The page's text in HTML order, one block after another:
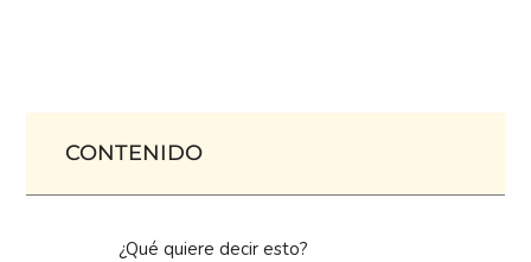
CONTENIDO
¿Qué quiere decir esto?